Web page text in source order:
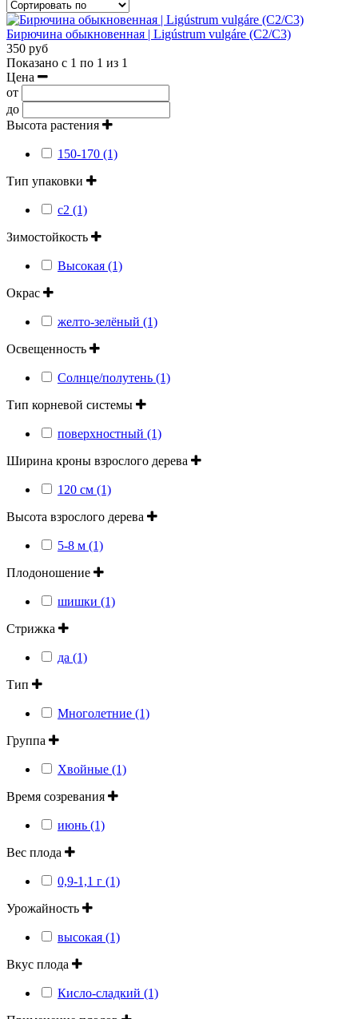
Бирючина обыкновенная | Ligústrum vulgáre (С2/С3)
350 руб
Показано с 1 по 1 из 1
Цена
от
до
Высота растения
150-170 (1)
Тип упаковки
с2 (1)
Зимостойкость
Высокая (1)
Окрас
желто-зелёный (1)
Освещенность
Солнце/полутень (1)
Тип корневой системы
поверхностный (1)
Ширина кроны взрослого дерева
120 см (1)
Высота взрослого дерева
5-8 м (1)
Плодоношение
шишки (1)
Стрижка
да (1)
Тип
Многолетние (1)
Группа
Хвойные (1)
Время созревания
июнь (1)
Вес плода
0,9-1,1 г (1)
Урожайность
высокая (1)
Вкус плода
Кисло-сладкий (1)